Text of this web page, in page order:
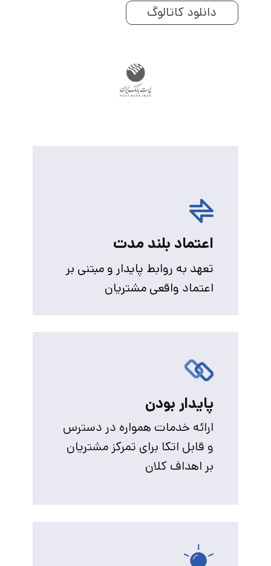
دانلود کاتالوگ
اعتماد بلند مدت
تعهد به روابط پایدار و مبتنی بر
اعتماد واقعی مشتریان
پایدار بودن
ارائه خدمات همواره در دسترس
و قابل اتکا برای تمرکز مشتریان
بر اهداف کلان